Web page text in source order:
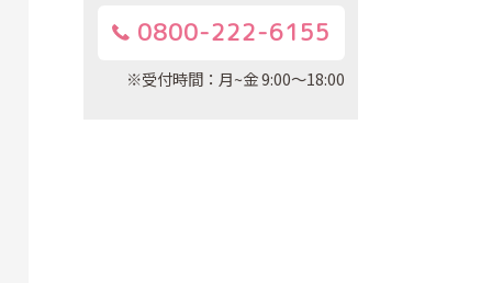
0800-222-6155
※受付時間：月~金 9:00～18:00